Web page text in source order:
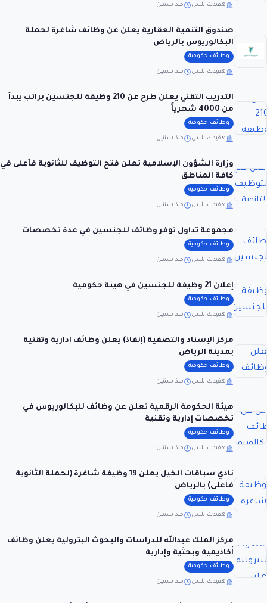
هفيدك بلس منذ سنتين
صندوق التنمية العقارية يعلن عن وظائف شاغرة لحملة
البكالوريوس بالرياض
وظائف حكومية
هفيدك بلس منذ سنتين
التدريب التقني يعلن طرح عن 210 وظيفة للجنسين براتب يبدأ
من 4000 شهرياً
وظائف حكومية
هفيدك بلس منذ سنتين
وزارة الشؤون الإسلامية تعلن فتح التوظيف للثانوية فأعلى في
كافة المناطق
وظائف حكومية
هفيدك بلس منذ سنتين
مجموعة تداول توفر وظائف للجنسين في عدة تخصصات
وظائف حكومية
هفيدك بلس منذ سنتين
إعلان 21 وظيفة للجنسين في هيئة حكومية
وظائف حكومية
هفيدك بلس منذ سنتين
مركز الإسناد والتصفية (إنفاذ) يعلن وظائف إدارية وتقنية
بمدينة الرياض
وظائف حكومية
هفيدك بلس منذ سنتين
هيئة الحكومة الرقمية تعلن عن وظائف للبكالوريوس في
تخصصات إدارية وتقنية
وظائف حكومية
هفيدك بلس منذ سنتين
نادي سباقات الخيل يعلن 19 وظيفة شاغرة (لحملة الثانوية
فأعلى) بالرياض
وظائف حكومية
هفيدك بلس منذ سنتين
مركز الملك عبدالله للدراسات والبحوث البترولية يعلن وظائف
أكاديمية وبحثية وإدارية
وظائف حكومية
هفيدك بلس منذ سنتين